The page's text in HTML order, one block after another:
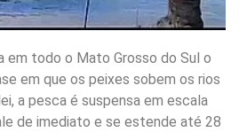
em todo o Mato Grosso do Sul o
em que os peixes sobem os rios
a pesca é suspensa em escala
de imediato e se estende até 28